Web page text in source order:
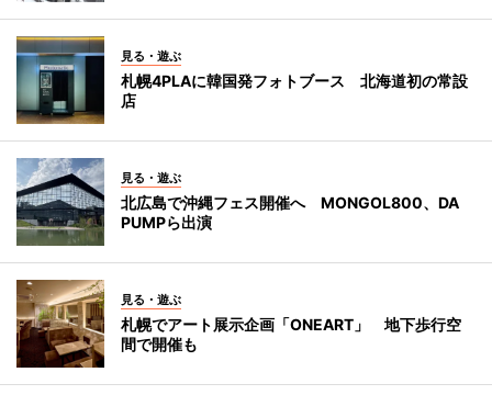
見る・遊ぶ
札幌4PLAに韓国発フォトブース 北海道初の常設
店
見る・遊ぶ
北広島で沖縄フェス開催へ MONGOL800、DA
PUMPら出演
見る・遊ぶ
札幌でアート展示企画「ONEART」 地下歩行空
間で開催も